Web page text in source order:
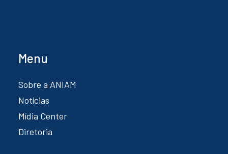
Menu
Sobre a ANIAM
Notícias
Mídia Center
Diretoria